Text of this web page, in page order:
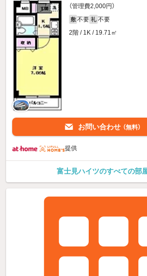
（管理費2,000円）
敷 不要 礼 不要
2階 / 1K / 19.71㎡
お問い合わせ （無料）
提供
富士見ハイツのすべての部